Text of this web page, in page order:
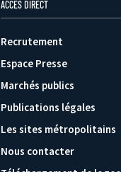
ACCÈS DIRECT
Recrutement
Espace Presse
Marchés publics
Publications légales
Les sites métropolitains
Nous contacter